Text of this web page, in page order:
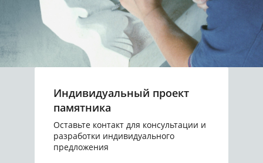
Индивидуальный проект
памятника
Оставьте контакт для консультации и
разработки индивидуального
предложения